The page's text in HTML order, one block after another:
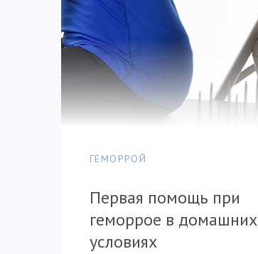
ГЕМОРРОЙ
Первая помощь при
геморрое в домашних
условиях